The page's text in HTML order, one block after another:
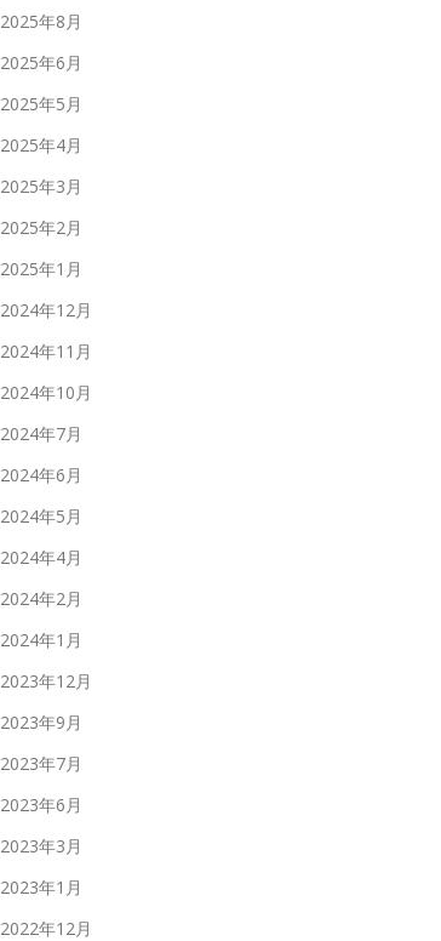
2025年8月
2025年6月
2025年5月
2025年4月
2025年3月
2025年2月
2025年1月
2024年12月
2024年11月
2024年10月
2024年7月
2024年6月
2024年5月
2024年4月
2024年2月
2024年1月
2023年12月
2023年9月
2023年7月
2023年6月
2023年3月
2023年1月
2022年12月